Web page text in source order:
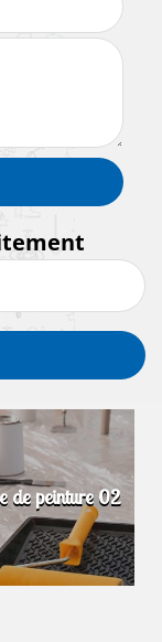
de peinture 02